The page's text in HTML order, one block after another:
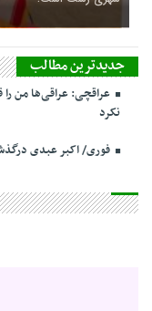
جدیدترین مطالب
عراقچی: عراقی‌ها من
نکرد
فوری/ اکبر عبدی